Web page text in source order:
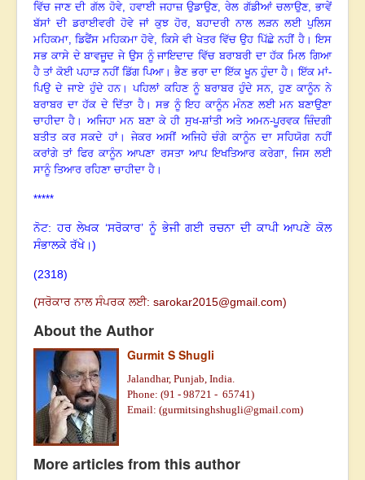
ਵਿੱਚ ਜਾਣ ਦੀ ਗੱਲ ਹੋਵੇ, ਹਵਾਈ ਜਹਾਜ਼ ਉਡਾਉਣ, ਰੇਲ ਗੱਡੀਆਂ ਚਲਾਉਣ, ਭਾਵੇਂ
ਬੱਸਾਂ ਦੀ ਡਰਾਈਵਰੀ ਹੋਵੇ ਜਾਂ ਕੁਝ ਹੋਰ, ਬਹਾਦਰੀ ਨਾਲ ਲੜਨ ਲਈ ਪੁਲਿਸ
ਮਹਿਕਮਾ, ਡਿਫੈਂਸ ਮਹਿਕਮਾ ਹੋਵੇ, ਕਿਸੇ ਵੀ ਖੇਤਰ ਵਿੱਚ ਉਹ ਪਿੱਛੇ ਨਹੀਂ ਹੈ।ਇਸ
ਸਭ ਕਾਸੇ ਦੇ ਬਾਵਜੂਦ ਜੇ ਉਸ ਨੂੰ ਜਾਇਦਾਦ ਵਿੱਚ ਬਰਾਬਰੀ ਦਾ ਹੱਕ ਮਿਲ ਗਿਆ
ਹੈ ਤਾਂ ਕੋਈ ਪਹਾੜ ਨਹੀਂ ਡਿੱਗ ਪਿਆ।ਭੈਣ ਭਰਾ ਦਾ ਇੱਕ ਖੂਨ ਹੁੰਦਾ ਹੈ।ਇੱਕ ਮਾਂ-
ਪਿਉ ਦੇ ਜਾਏ ਹੁੰਦੇ ਹਨ।ਪਹਿਲਾਂ ਕਹਿਣ ਨੂੰ ਬਰਾਬਰ ਹੁੰਦੇ ਸਨ,ਹੁਣ ਕਾਨੂੰਨ ਨੇ
ਬਰਾਬਰ ਦਾ ਹੱਕ ਦੇ ਦਿੱਤਾ ਹੈ।ਸਭ ਨੂੰ ਇਹ ਕਾਨੂੰਨ ਮੰਨਣ ਲਈ ਮਨ ਬਣਾਉਣਾ
ਚਾਹੀਦਾ ਹੈ । ਅਜਿਹਾ ਮਨ ਬਣਾ ਕੇ ਹੀ ਸੁਖ-ਸ਼ਾਂਤੀ ਅਤੇ ਅਮਨ-ਪੂਰਵਕ ਜ਼ਿੰਦਗੀ
ਬਤੀਤ ਕਰ ਸਕਦੇ ਹਾਂ। ਜੇਕਰ ਅਸੀਂ ਅਜਿਹੇ ਚੰਗੇ ਕਾਨੂੰਨ ਦਾ ਸਹਿਯੋਗ ਨਹੀਂ
ਕਰਾਂਗੇ ਤਾਂ ਫਿਰ ਕਾਨੂੰਨ ਆਪਣਾ ਰਸਤਾ ਆਪ ਇਖਤਿਆਰ ਕਰੇਗਾ, ਜਿਸ ਲਈ
ਸਾਨੂੰ ਤਿਆਰ ਰਹਿਣਾ ਚਾਹੀਦਾ ਹੈ ।
*****
ਨੋਟ: ਹਰ ਲੇਖਕ ‘ਸਰੋਕਾਰ’ ਨੂੰ ਭੇਜੀ ਗਈ ਰਚਨਾ ਦੀ ਕਾਪੀ ਆਪਣੇ ਕੋਲ
ਸੰਭਾਲਕੇ ਰੱਖੇ।)
(2318)
(ਸਰੋਕਾਰ ਨਾਲ ਸੰਪਰਕ ਲਈ: sarokar2015@gmail.com)
About the Author
Gurmit S Shugli
Jalandhar, Punjab, India.
Phone: (91 - 98721 - 65741)
Email: (gurmitsinghshugli@gmail.com)
More articles from this author